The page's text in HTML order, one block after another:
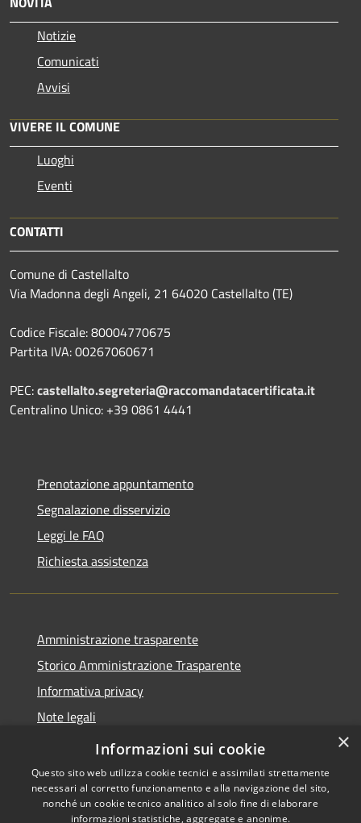
Notizie
Comunicati
Avvisi
VIVERE IL COMUNE
Luoghi
Eventi
CONTATTI
Comune di Castellalto
Via Madonna degli Angeli, 21 64020 Castellalto (TE)
Codice Fiscale: 80004770675
Partita IVA: 00267060671
PEC:castellalto.segreteria@raccomandatacertificata.it
Centralino Unico: +39 0861 4441
Prenotazione appuntamento
Segnalazione disservizio
Leggi le FAQ
Richiesta assistenza
Amministrazione trasparente
Storico Amministrazione Trasparente
Informativa privacy
Note legali
Dichiarazione di accessibilità
×
Informazioni sui cookie
Questo sito web utilizza cookie tecnici e assimilati strettamente
necessari al corretto funzionamento e alla navigazione del sito,
nonché un cookie tecnico analitico al solo fine di elaborare
informazioni statistiche, aggregate e anonime.